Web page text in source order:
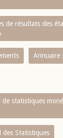
de résultats des
Annuaire
de statistiques
des Statistiques